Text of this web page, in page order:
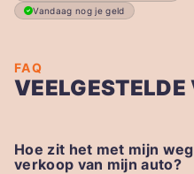
Vandaag nog je geld
FAQ
VEELGESTELDE
Hoe zit het met mijn
verkoop van mijn auto?